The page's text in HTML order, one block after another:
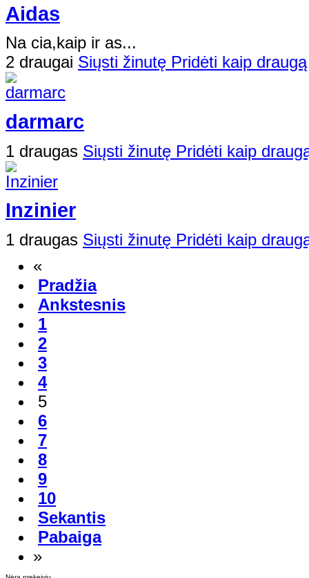
Aidas
Na cia,kaip ir as...
2 draugai Siųsti žinutę Pridėti kaip draugą
darmarc
1 draugas Siųsti žinutę Pridėti kaip
Inzinier
1 draugas Siųsti žinutę Pridėti kaip
«
Pradžia
Ankstesnis
1
2
3
4
5
6
7
8
9
10
Sekantis
Pabaiga
»